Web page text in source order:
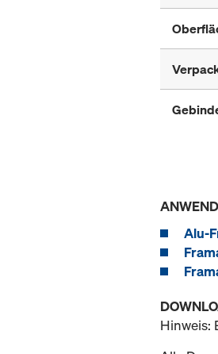
Alu-
Hinweis: